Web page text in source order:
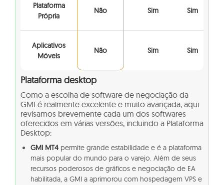
Plataforma
Própria
Não Sim Sim
Aplicativos
Móveis
Não Sim Sim
Plataforma desktop
Como a escolha de software de negociação da
GMI é realmente excelente e muito avançada, aqui
revisamos brevemente cada um dos softwares
oferecidos em várias versões, incluindo a Plataforma
Desktop:
GMI MT4 permite grande estabilidade e é a plataforma
mais popular do mundo para o varejo. Além de seus
recursos poderosos de gráficos e negociação de EA
habilitada, a GMI a aprimorou com hospedagem VPS e